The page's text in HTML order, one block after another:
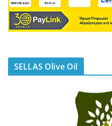
SELLAS Olive Oil